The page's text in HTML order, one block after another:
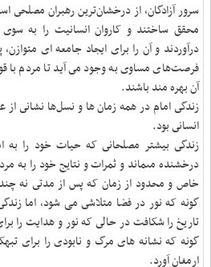
سرور آزادگان، از درخشان‌ترین رهبران
محقق ساختند و کاروان انسانیت را به
درآوردند و آن را براى ایجاد جامعه‏ اى
فرصت‌هاى مساوى به وجود مى ‏آید تا مردم با
آن بهره ‏مند باشند.
زندگى امام در همه زما‌ن ها و نسل‌ها نشانى
انسانى بود.
زندگى بیشتر مصلحانى که حیات خود را به
درخشنده مى‏ماند و ثمرات و نتایج خود را به
خاص و محدود از زمان که پس از مدتى نه
گونه که نور در فضا متلاشى می شود، اما
تاریخ را شکافت در حالى که نور و هدایت را
گونه که نشانه‏ هاى مرگ و نابودى را براى
ارمغان آورد.